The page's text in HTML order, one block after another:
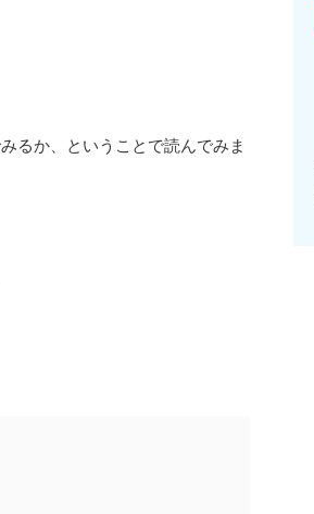
るか、ということで読んでみま